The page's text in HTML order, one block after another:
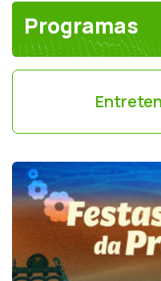
Programas